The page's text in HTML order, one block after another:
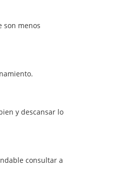
son menos
y descansar lo
consultar a